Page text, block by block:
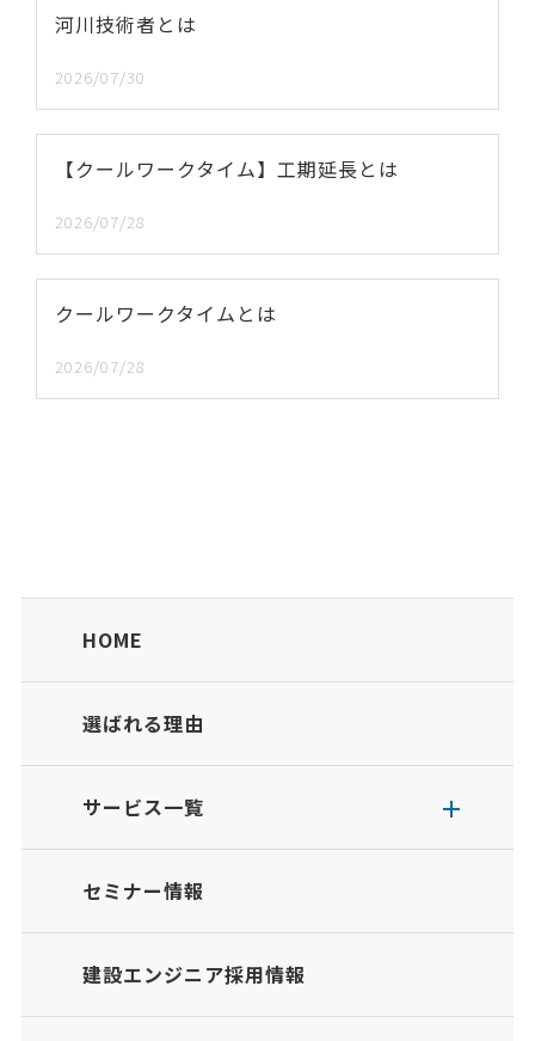
河川技術者とは
2026/07/30
【クールワークタイム】工期延長とは
2026/07/28
クールワークタイムとは
2026/07/28
HOME
選ばれる理由
サービス一覧
セミナー情報
建設エンジニア採用情報